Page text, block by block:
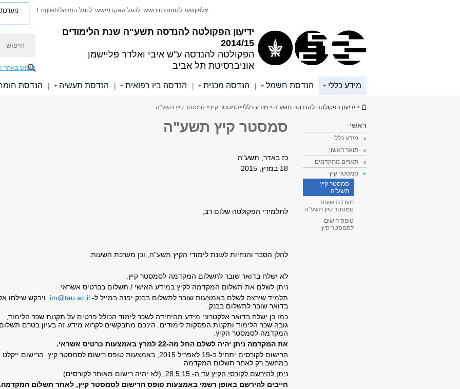
ידיעון הפקולטה להנדסה תשע"ה שנת הלימודים
2014/15
הפקולטה להנדסה ע"ש איבי ואלדר פליישמן
אוניברסיטת תל אביב
אלפוןשער לסטודנטיםשער לסגל האקדמישער לסגל המנהליEnglish מערכת
חיפוש באתר
מידע כללי הנדסת חשמל | הנדסה מכנית | הנדסה ביו רפואית | הנדסת תעשיה | הנדסת
הינך נמצא כאן
> ידיעון הפקולטה להנדסה תשע"ה> מידע כללי>סמסטר קיץ> סמסטר קיץ תשע"ה
ראשי
מידע כללי
תואר ראשון
תארים מתקדמים
סמסטר קיץ
סמסטר קיץ
תשע"ה
מערכת שעות
סמסטר קיץ תשע"ה
טופס רישום
לסמסטר קיץ
סמסטר קיץ תשע"ה
כז באדר, תשע"ה
לתלמידי הפקולטה שלום רב,
להלן הסבר והנחיות לעונת לימודי הקיץ תשע"ה, וכן מערכת השעות.
לא ישלח בדואר שובר לתשלום המקדמה לסמסטר קיץ.
ניתן לשלם את תשלום המקדמה לקיץ במידע האישי / תשלום בכרטיס אשראי.
תלמיד שירצה לשלם באמצעות שובר לתשלום בבנק יפנה במייל ל- im@tau.ac.il ויבקש שילחו
בדואר שובר לתשלום בבנק.
כמו כן ישלח בדואר אלקטרוני מידע מהיחידה לשכר לימוד הכולל פרטים על תקנות שכר הלימוד,
גובה שכר הלימוד ותקנות הפסקות לימודים. הינכם מתבקשים לקרוא מידע זה בעיון בטרם תשלום
המקדמה לסמסטר הקיץ.
את המקדמה ניתן יהיה לשלם החל מה-22 למרץ באמצעות כרטיס אשראי.
הרישום לקורסים יתחיל ב-19 לאפריל 2015, באמצעות טופס רישום לסמסטר קיץ. הרישום ייקלט
במחשב רק לאחר תשלום המקדמה.
ניתן להירשם לקורסי הקיץ עד ה- 28.5.15.
(לא יהיה רישום מאוחר לקורסים)
חייבים להירשם באופן רשמי באמצעות טופס הרישום לסמסטר קיץ, לאחר תשלום המקדמה.